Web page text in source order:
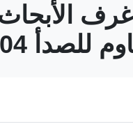
للصدأ 304